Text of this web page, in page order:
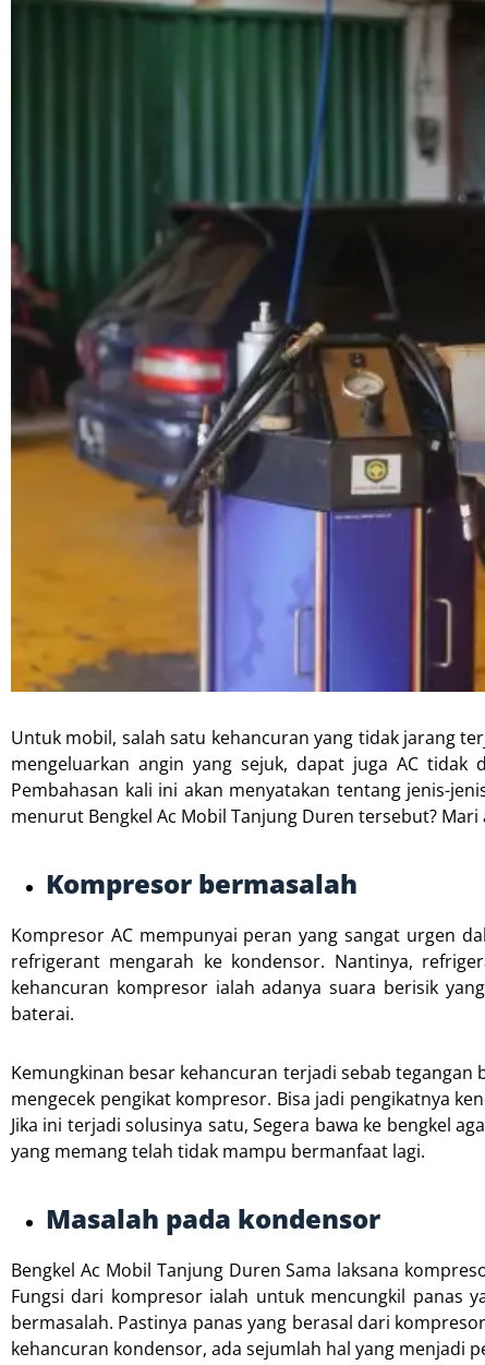
Untuk mobil, salah satu kehancuran yang tidak jarang
mengeluarkan angin yang sejuk, dapat juga AC
Pembahasan kali ini akan menyatakan tentang jenis-
menurut Bengkel Ac Mobil Tanjung Duren tersebut?
Kompresor bermasalah
Kompresor AC mempunyai peran yang sangat urgen
refrigerant mengarah ke kondensor. Nantinya,
kehancuran kompresor ialah adanya suara berisik
baterai.
Kemungkinan besar kehancuran terjadi sebab
mengecek pengikat kompresor. Bisa jadi pengikatnya
Jika ini terjadi solusinya satu, Segera bawa ke bengkel
yang memang telah tidak mampu bermanfaat lagi.
Masalah pada kondensor
Bengkel Ac Mobil Tanjung Duren Sama laksana
Fungsi dari kompresor ialah untuk mencungkil panas
bermasalah. Pastinya panas yang berasal dari
kehancuran kondensor, ada sejumlah hal yang menjadi